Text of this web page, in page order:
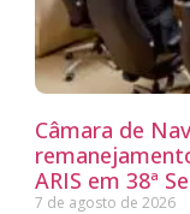
Câmara de
ARIS em 38ª
7 de agosto de 2026